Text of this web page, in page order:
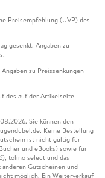
Preisempfehlung (UVP) des
gesenkt. Angaben zu
zu Preissenkungen
des auf der Artikelseite
Sie können den
Keine Bestellung
ist nicht gültig für
und eBooks) sowie für
tolino select und das
Gutscheinen und
möglich. Ein Weiterverkauf